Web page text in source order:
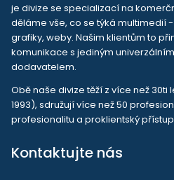
je divize se specializací na
děláme vše, co se týká multimedií
grafiky, weby. Našim klientům to
komunikace s jediným
dodavatelem.
Obě naše divize těží z více než 30ti
1993), sdružují více než 50
profesionalitu a proklientský
Kontaktujte nás